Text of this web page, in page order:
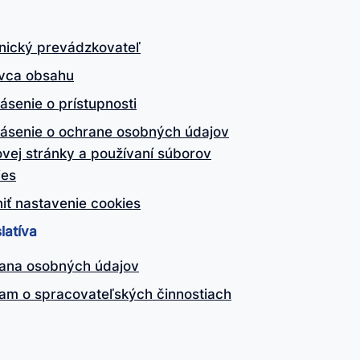
prevádzkovateľ
obsahu
o prístupnosti
o ochrane osobných údajov
stránky a používaní súborov
nastavenie cookies
osobných údajov
o spracovateľských činnostiach